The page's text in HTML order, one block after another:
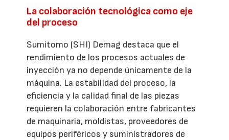
La colaboración tecnológica como eje
del proceso
Sumitomo (SHI) Demag destaca que el
rendimiento de los procesos actuales de
inyección ya no depende únicamente de la
máquina. La estabilidad del proceso, la
eficiencia y la calidad final de las piezas
requieren la colaboración entre fabricantes
de maquinaria, moldistas, proveedores de
equipos periféricos y suministradores de